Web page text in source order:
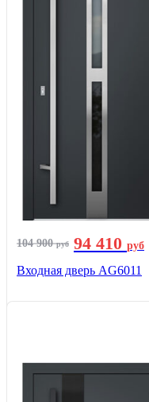
104 900руб 94 410 руб
Входная дверь AG6011